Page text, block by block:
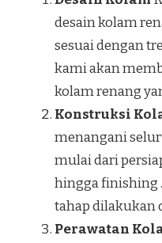
desain kolam
sesuai dengan
kami akan
kolam renang
Konstruksi
menangani
mulai dari
hingga finishing
tahap dilakukan
Perawatan